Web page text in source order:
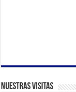
Nuestras Visitas